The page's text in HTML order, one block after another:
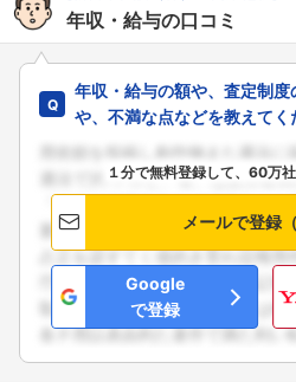
年収・給与の口コミ
年収・給与の額や、査定制
や、不満な点などを教えてく
１分で無料登録して、60万
メールで登録
Google
で登録